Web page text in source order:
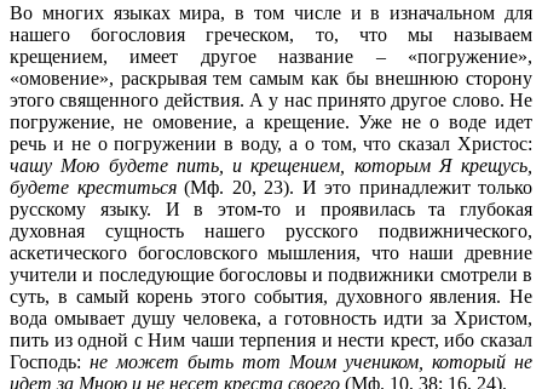
Во многих языках мира, в том числе и в изначальном для
нашего богословия греческом, то, что мы называем
крещением, имеет другое название – «погружение»,
«омовение», раскрывая тем самым как бы внешнюю сторону
этого священного действия. А у нас принято другое слово. Не
погружение, не омовение, а крещение. Уже не о воде идет
речь и не о погружении в воду, а о том, что сказал Христос:
чашу Мою будете пить, и крещением, которым Я крещусь,
будете креститься (Мф. 20, 23). И это принадлежит только
русскому языку. И в этом-то и проявилась та глубокая
духовная сущность нашего русского подвижнического,
аскетического богословского мышления, что наши древние
учители и последующие богословы и подвижники смотрели в
суть, в самый корень этого события, духовного явления. Не
вода омывает душу человека, а готовность идти за Христом,
пить из одной с Ним чаши терпения и нести крест, ибо сказал
Господь: не может быть тот Моим учеником, который не
идет за Mною и не несет креста своего (Мф. 10, 38; 16, 24).